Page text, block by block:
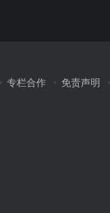
专栏合作 免责声明